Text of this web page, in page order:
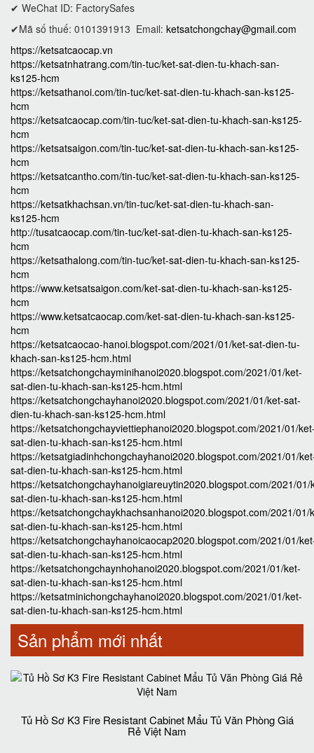
✔ WeChat ID: FactorySafes
✔Mã số thuế: 0101391913 Email: ketsatchongchay@gmail.com
https://ketsatcaocap.vn
https://ketsatnhatrang.com/tin-tuc/ket-sat-dien-tu-khach-san-
ks125-hcm
https://ketsathanoi.com/tin-tuc/ket-sat-dien-tu-khach-san-ks125-
hcm
https://ketsatcaocap.com/tin-tuc/ket-sat-dien-tu-khach-san-ks125-
hcm
https://ketsatsaigon.com/tin-tuc/ket-sat-dien-tu-khach-san-ks125-
hcm
https://ketsatcantho.com/tin-tuc/ket-sat-dien-tu-khach-san-ks125-
hcm
https://ketsatkhachsan.vn/tin-tuc/ket-sat-dien-tu-khach-san-
ks125-hcm
http://tusatcaocap.com/tin-tuc/ket-sat-dien-tu-khach-san-ks125-
hcm
https://ketsathalong.com/tin-tuc/ket-sat-dien-tu-khach-san-ks125-
hcm
https://www.ketsatsaigon.com/ket-sat-dien-tu-khach-san-ks125-
hcm
https://www.ketsatcaocap.com/ket-sat-dien-tu-khach-san-ks125-
hcm
https://ketsatcaocao-hanoi.blogspot.com/2021/01/ket-sat-dien-tu-
khach-san-ks125-hcm.html
https://ketsatchongchayminihanoi2020.blogspot.com/2021/01/ket-
sat-dien-tu-khach-san-ks125-hcm.html
https://ketsatchongchayhanoi2020.blogspot.com/2021/01/ket-sat-
dien-tu-khach-san-ks125-hcm.html
https://ketsatchongchayviettiephanoi2020.blogspot.com/2021/01/
sat-dien-tu-khach-san-ks125-hcm.html
https://ketsatgiadinhchongchayhanoi2020.blogspot.com/2021/01/
sat-dien-tu-khach-san-ks125-hcm.html
https://ketsatchongchayhanoigiareuytin2020.blogspot.com/2021/01/
sat-dien-tu-khach-san-ks125-hcm.html
https://ketsatchongchaykhachsanhanoi2020.blogspot.com/2021/01/
sat-dien-tu-khach-san-ks125-hcm.html
https://ketsatchongchayhanoicaocap2020.blogspot.com/2021/01/
sat-dien-tu-khach-san-ks125-hcm.html
https://ketsatchongchaynhohanoi2020.blogspot.com/2021/01/ket-
sat-dien-tu-khach-san-ks125-hcm.html
https://ketsatminichongchayhanoi2020.blogspot.com/2021/01/ket-
sat-dien-tu-khach-san-ks125-hcm.html
Sản phẩm mới nhất
Tủ Hồ Sơ K3 Fire Resistant Cabinet Mẩu Tủ Văn Phòng Giá
Rẻ Việt Nam